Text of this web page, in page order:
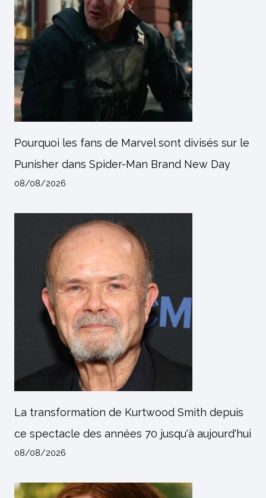
Pourquoi les fans de Marvel sont divisés sur le
Punisher dans Spider-Man Brand New Day
08/08/2026
La transformation de Kurtwood Smith depuis
ce spectacle des années 70 jusqu'à aujourd'hui
08/08/2026